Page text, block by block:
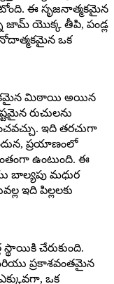
ఈ సృజనాత్మకమైన
జామ్ యొక్క తీపి, పండ్ల
ఒక
రకమైన మిఠాయి అయిన
రుచులను
ఇది తరచుగా
ప్రయాణంలో
ఉంటుంది. ఈ
బాల్యపు మధుర
ఇది పిల్లలకు
చేరుకుంది.
ప్రకాశవంతమైన
ఒక